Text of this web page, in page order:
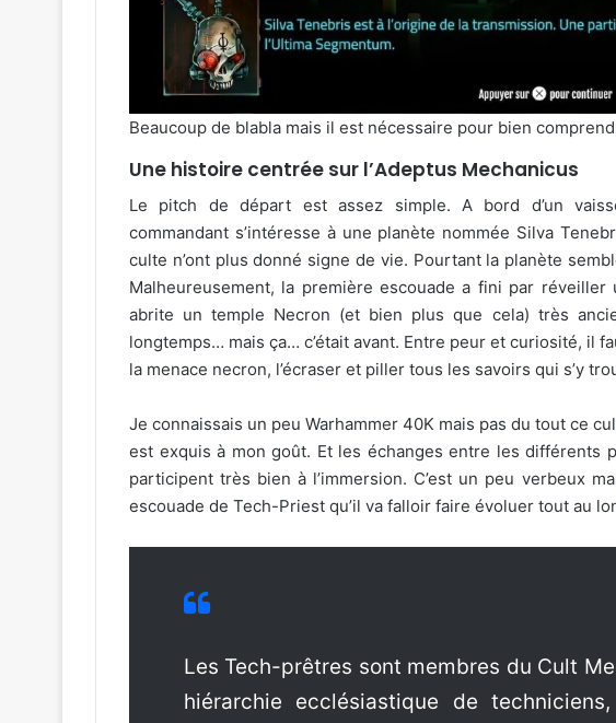
Beaucoup de blabla mais il est nécessaire pour bien
Une histoire centrée sur l’Adeptus Mechanicus
Le pitch de départ est assez simple. A bord d’un
commandant s’intéresse à une planète nommée Silva
culte n’ont plus donné signe de vie. Pourtant la planète
Malheureusement, la première escouade a fini par
abrite un temple Necron (et bien plus que cela) très
longtemps… mais ça… c’était avant. Entre peur et curiosité, il
la menace necron, l’écraser et piller tous les savoirs qui s’y
Je connaissais un peu Warhammer 40K mais pas du tout ce
est exquis à mon goût. Et les échanges entre les différents
participent très bien à l’immersion. C’est un peu verbeux
escouade de Tech-Priest qu’il va falloir faire évoluer tout au
Les Tech-prêtres sont membres du Cult
hiérarchie ecclésiastique de